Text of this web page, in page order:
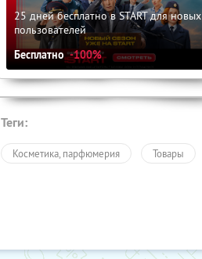
25 дней бесплатно в START для новых
пользователей
Бесплатно -100%
Теги:
Косметика, парфюмерия Товары